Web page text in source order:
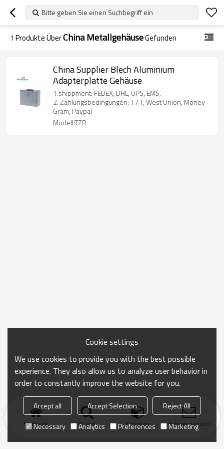
Bitte geben Sie einen Suchbegriff ein
1 Produkte ÜberChina MetallgehäuseGefunden
China Supplier Blech Aluminium
Adapterplatte Gehäuse
1.shippment: FEDEX, DHL, UPS, EMS.
2. Zahlungsbedingungen: T / T, West Union, Money
Gram, Paypal
Modell:TZR
Startseite Suche Kategorie Anfrage senden
Cookie settings
We use cookies to provide you with the best possible
experience. They also allow us to analyze user behavior in
order to constantly improve the website for you.
Accept all Accept Selection
Reject All
Necessary
Analytics Preferences Marketing